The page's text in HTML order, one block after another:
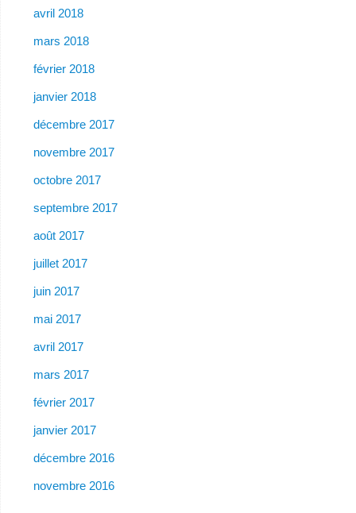
avril 2018
mars 2018
février 2018
janvier 2018
décembre 2017
novembre 2017
octobre 2017
septembre 2017
août 2017
juillet 2017
juin 2017
mai 2017
avril 2017
mars 2017
février 2017
janvier 2017
décembre 2016
novembre 2016